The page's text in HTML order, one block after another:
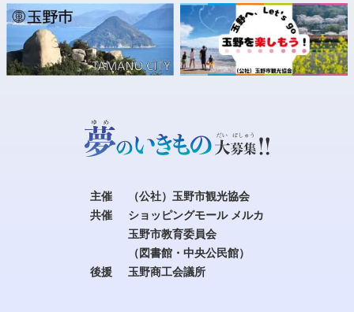
主催
（公社）玉野市観光協会
共催
ショッピングモール メルカ
玉野市教育委員会
（図書館・中央公民館）
後援
玉野商工会議所